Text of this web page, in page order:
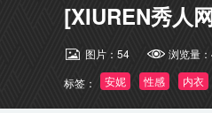
[XIUREN秀人
图片： 54 浏览量：
标签：
安妮 性感 内衣